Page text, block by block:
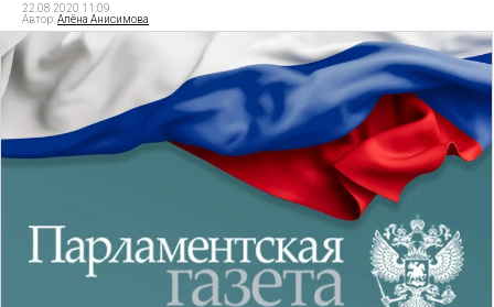
22.08.2020 11:09
Автор:Алёна Анисимова